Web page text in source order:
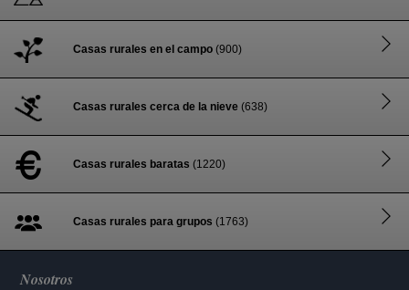
Casas rurales en el campo (900)
Casas rurales cerca de la nieve (638)
Casas rurales baratas (1220)
Casas rurales para grupos (1763)
Nosotros